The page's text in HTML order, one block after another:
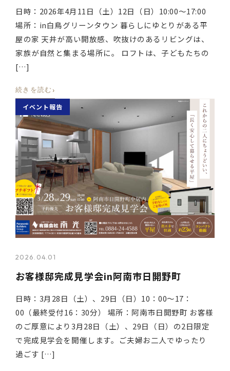
日時：2026年4月11日（土）12日（日）10:00～17:00
場所：in白鳥グリーンタウン 暮らしにゆとりがある平
屋の家 天井が高い開放感、吹抜けのあるリビングは、
家族が自然と集まる場所に。 ロフトは、子どもたちの
[…]
続きを読む ›
イベント報告
2026.04.01
お客様邸完成見学会in阿南市日開野町
日時：3月28日（土）、29日（日）10：00～17：
00（最終受付16：30分） 場所：阿南市日開野町 お客様
のご厚意により3月28日（土）、29日（日）の2日限定
で完成見学会を開催します。ご夫婦お二人でゆったり
過ごす […]